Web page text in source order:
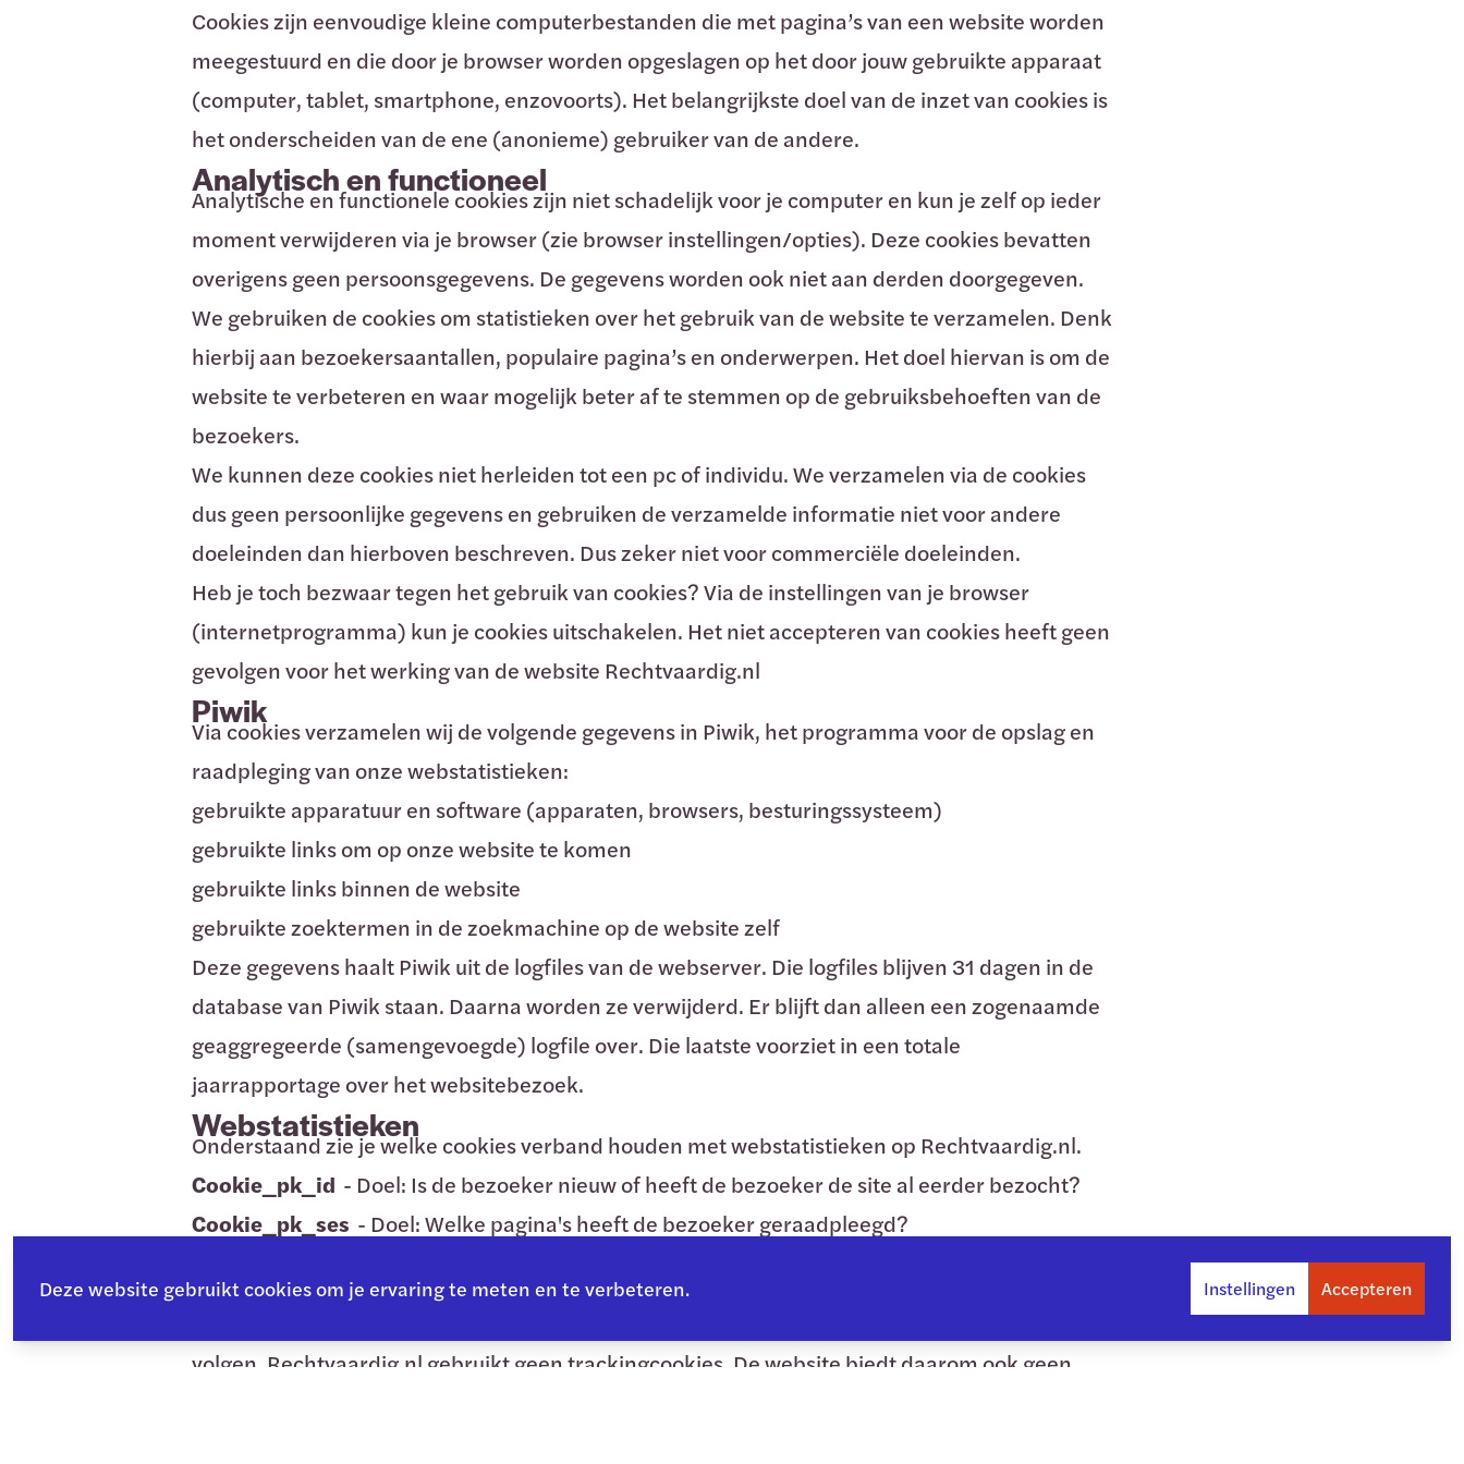
Cookies zijn eenvoudige kleine computerbestanden die met pagina’s van een website worden
meegestuurd en die door je browser worden opgeslagen op het door jouw gebruikte apparaat
(computer, tablet, smartphone, enzovoorts). Het belangrijkste doel van de inzet van cookies is
het onderscheiden van de ene (anonieme) gebruiker van de andere.
Analytisch en functioneel
Analytische en functionele cookies zijn niet schadelijk voor je computer en kun je zelf op ieder
moment verwijderen via je browser (zie browser instellingen/opties). Deze cookies bevatten
overigens geen persoonsgegevens. De gegevens worden ook niet aan derden doorgegeven.
We gebruiken de cookies om statistieken over het gebruik van de website te verzamelen. Denk
hierbij aan bezoekersaantallen, populaire pagina’s en onderwerpen. Het doel hiervan is om de
website te verbeteren en waar mogelijk beter af te stemmen op de gebruiksbehoeften van de
bezoekers.
We kunnen deze cookies niet herleiden tot een pc of individu. We verzamelen via de cookies
dus geen persoonlijke gegevens en gebruiken de verzamelde informatie niet voor andere
doeleinden dan hierboven beschreven. Dus zeker niet voor commerciële doeleinden.
Heb je toch bezwaar tegen het gebruik van cookies? Via de instellingen van je browser
(internetprogramma) kun je cookies uitschakelen. Het niet accepteren van cookies heeft geen
gevolgen voor het werking van de website Rechtvaardig.nl
Piwik
Via cookies verzamelen wij de volgende gegevens in Piwik, het programma voor de opslag en
raadpleging van onze webstatistieken:
gebruikte apparatuur en software (apparaten, browsers, besturingssysteem)
gebruikte links om op onze website te komen
gebruikte links binnen de website
gebruikte zoektermen in de zoekmachine op de website zelf
Deze gegevens haalt Piwik uit de logfiles van de webserver. Die logfiles blijven 31 dagen in de
database van Piwik staan. Daarna worden ze verwijderd. Er blijft dan alleen een zogenaamde
geaggregeerde (samengevoegde) logfile over. Die laatste voorziet in een totale
jaarrapportage over het websitebezoek.
Webstatistieken
Onderstaand zie je welke cookies verband houden met webstatistieken op Rechtvaardig.nl.
Cookie_pk_id - Doel: Is de bezoeker nieuw of heeft de bezoeker de site al eerder bezocht?
Cookie_pk_ses - Doel: Welke pagina's heeft de bezoeker geraadpleegd?
Geen trackingcookies
volgen. Rechtvaardig.nl gebruikt geen trackingcookies. De website biedt daarom ook geen
Deze website gebruikt cookies om je ervaring te meten en te verbeteren. Instellingen Accepteren